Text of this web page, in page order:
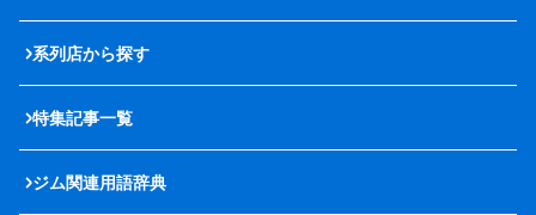
系列店から探す
特集記事一覧
ジム関連用語辞典